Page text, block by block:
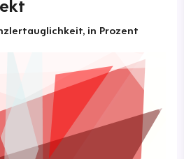
in Prozent